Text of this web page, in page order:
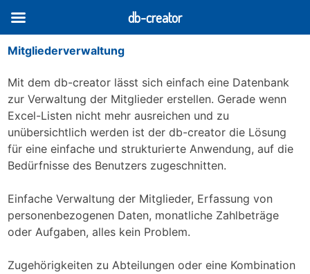
Skip
content
Mitgliederverwaltung
Mit dem db-creator lässt sich einfach eine Datenbank
zur Verwaltung der Mitglieder erstellen. Gerade wenn
Excel-Listen nicht mehr ausreichen und zu
unübersichtlich werden ist der db-creator die Lösung
für eine einfache und strukturierte Anwendung, auf die
Bedürfnisse des Benutzers zugeschnitten.
Einfache Verwaltung der Mitglieder, Erfassung von
personenbezogenen Daten, monatliche Zahlbeträge
oder Aufgaben, alles kein Problem.
Zugehörigkeiten zu Abteilungen oder eine Kombination
db-creator